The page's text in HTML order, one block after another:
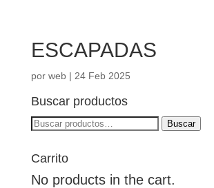
ESCAPADAS
por web| 24 Feb 2025
Buscar productos
Buscar
Buscar
Carrito
No products in the cart.